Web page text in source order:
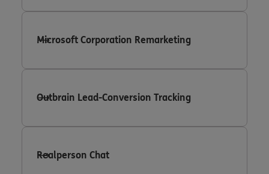
Microsoft Corporation Remarketing
Outbrain Lead-Conversion Tracking
Realperson Chat